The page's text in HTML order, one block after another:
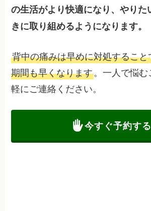
の生活がより快適になり、やりた
きに取り組めるようになります。
背中の痛みは早めに対処するこ
期間も早くなります。一人で悩
軽にご連絡ください。
今すぐ予約する